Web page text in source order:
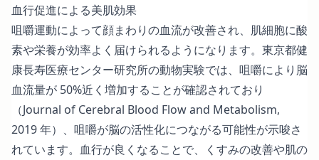
血行促進による美肌効果
咀嚼運動によって顔まわりの血流が改善され、肌細胞に酸
素や栄養が効率よく届けられるようになります。 東京都健
康長寿医療センター研究所の動物実験では、咀嚼により脳
血流量が 50%近く増加することが確認されており
（Journal of Cerebral Blood Flow and Metabolism,
2019 年）、咀嚼が脳の活性化につながる可能性が示唆さ
れています。血行が良くなることで、くすみの改善や肌の